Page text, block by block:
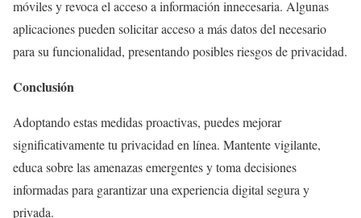
móviles y revoca el acceso a información innecesaria. Algunas
aplicaciones pueden solicitar acceso a más datos del necesario
para su funcionalidad, presentando posibles riesgos de privacidad.
Conclusión
Adoptando estas medidas proactivas, puedes mejorar
significativamente tu privacidad en línea. Mantente vigilante,
educa sobre las amenazas emergentes y toma decisiones
informadas para garantizar una experiencia digital segura y
privada.